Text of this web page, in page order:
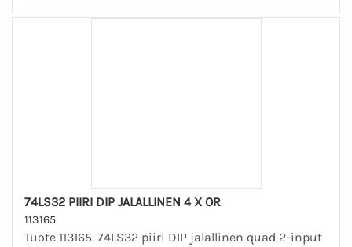
74LS32 PIIRI DIP JALALLINEN 4 X OR
113165
Tuote 113165. 74LS32 piiri DIP jalallinen quad 2-input